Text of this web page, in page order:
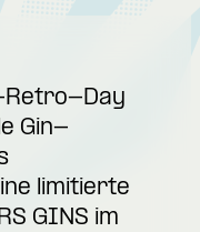
Retro-Day
Gin-
limitierte
GINS im